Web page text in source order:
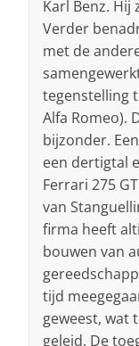
Karl Benz. Hij
Verder
met de
tegenstelling
Alfa Romeo).
bijzonder.
een dertigtal
Ferrari 275
van
firma heeft
bouwen van
tijd
geweest, wat
geleid. De